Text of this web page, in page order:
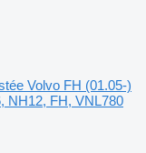
Volvo FH (01.05-)
NH12, FH, VNL780